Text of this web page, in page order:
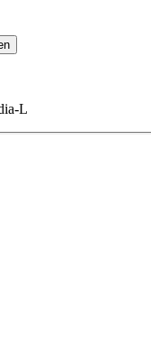
L